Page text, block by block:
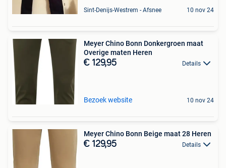
Sint-Denijs-Westrem - Afsnee 10 nov 24
Meyer Chino Bonn Donkergroen maat
Overige maten Heren
€ 129,95 Details
Bezoek website 10 nov 24
Meyer Chino Bonn Beige maat 28 Heren
€ 129,95 Details